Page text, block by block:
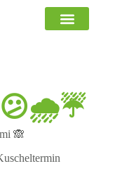
😕🌧☔
🙈